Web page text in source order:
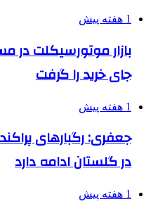
1 هفته پیش
بازار موتورسیکلت در
جای خرید را گرفت
1 هفته پیش
جعفری: رگبارهای
در گلستان ادامه دارد
1 هفته پیش